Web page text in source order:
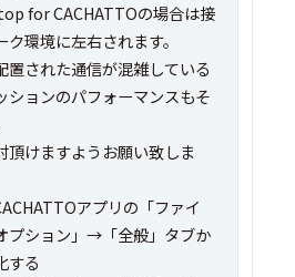
for CACHATTOの場合は接
環境に左右されます。
置された通信が混雑している
ションのパフォーマンスもそ
頂けますようお願い致しま
アプリの「ファイ
プション」→「全般」タブか
する